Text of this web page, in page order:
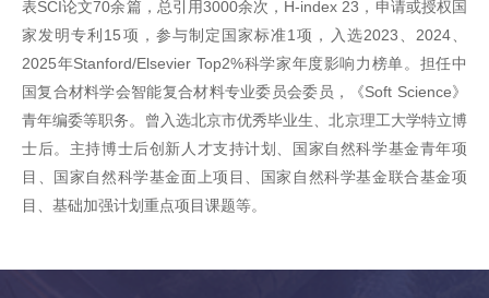
表SCI论文70余篇，总引用3000余次，H-index 23，申请或授权国
家发明专利15项，参与制定国家标准1项，入选2023、2024、
2025年Stanford/Elsevier Top2%科学家年度影响力榜单。担任中
国复合材料学会智能复合材料专业委员会委员，《Soft Science》
青年编委等职务。曾入选北京市优秀毕业生、北京理工大学特立博
士后。主持博士后创新人才支持计划、国家自然科学基金青年项
目、国家自然科学基金面上项目、国家自然科学基金联合基金项
目、基础加强计划重点项目课题等。